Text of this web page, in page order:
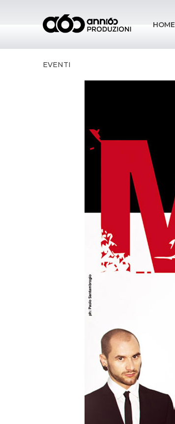
HOME
EVENTI